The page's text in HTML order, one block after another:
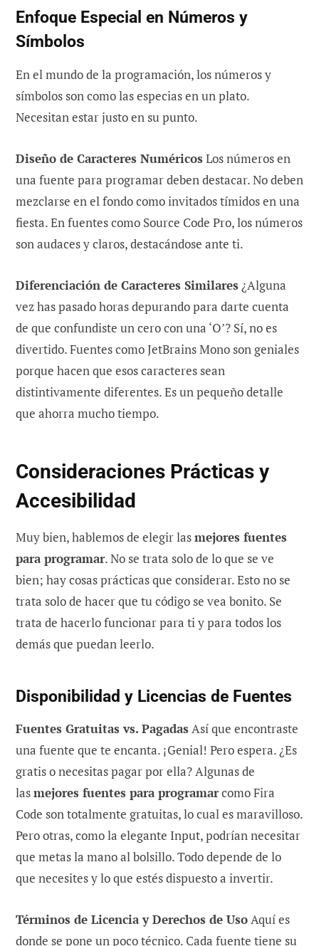
Enfoque Especial en Números y
Símbolos
En el mundo de la programación, los números y
símbolos son como las especias en un plato.
Necesitan estar justo en su punto.
Diseño de Caracteres Numéricos Los números en
una fuente para programar deben destacar. No deben
mezclarse en el fondo como invitados tímidos en una
fiesta. En fuentes como Source Code Pro, los números
son audaces y claros, destacándose ante ti.
Diferenciación de Caracteres Similares ¿Alguna
vez has pasado horas depurando para darte cuenta
de que confundiste un cero con una ‘O’? Sí, no es
divertido. Fuentes como JetBrains Mono son geniales
porque hacen que esos caracteres sean
distintivamente diferentes. Es un pequeño detalle
que ahorra mucho tiempo.
Consideraciones Prácticas y
Accesibilidad
Muy bien, hablemos de elegir lasmejores fuentes
para programar. No se trata solo de lo que se ve
bien; hay cosas prácticas que considerar. Esto no se
trata solo de hacer que tu código se vea bonito. Se
trata de hacerlo funcionar para ti y para todos los
demás que puedan leerlo.
Disponibilidad y Licencias de Fuentes
Fuentes Gratuitas vs. Pagadas Así que encontraste
una fuente que te encanta. ¡Genial! Pero espera. ¿Es
gratis o necesitas pagar por ella? Algunas de
lasmejores fuentes para programarcomo Fira
Code son totalmente gratuitas, lo cual es maravilloso.
Pero otras, como la elegante Input, podrían necesitar
que metas la mano al bolsillo. Todo depende de lo
que necesites y lo que estés dispuesto a invertir.
Términos de Licencia y Derechos de UsoAquí es
donde se pone un poco técnico. Cada fuente tiene su